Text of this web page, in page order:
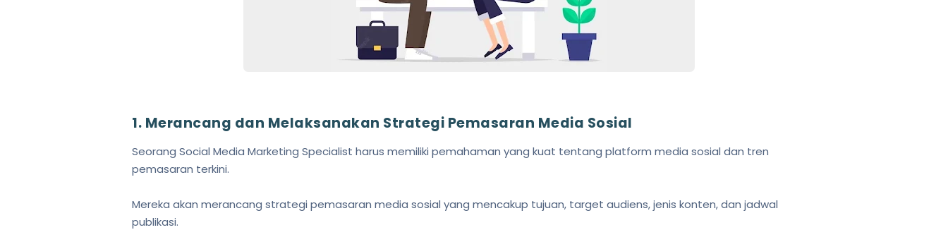
1. Merancang dan Melaksanakan Strategi Pemasaran Media Sosial
Seorang Social Media Marketing Specialist harus memiliki pemahaman yang kuat tentang platform media sosial dan tren
pemasaran terkini.
Mereka akan merancang strategi pemasaran media sosial yang mencakup tujuan, target audiens, jenis konten, dan jadwal
publikasi.